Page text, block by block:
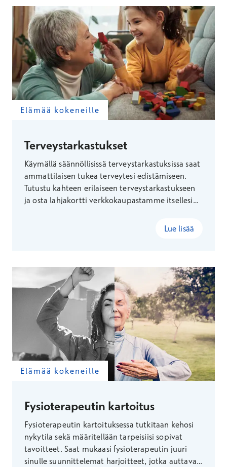
Elämää kokeneille
Terveystarkastukset
Käymällä säännöllisissä terveystarkastuksissa saat
ammattilaisen tukea terveytesi edistämiseen.
Tutustu kahteen erilaiseen terveystarkastukseen
ja osta lahjakortti verkkokaupastamme itsellesi
Lue lisää
Elämää kokeneille
Fysioterapeutin kartoitus
Fysioterapeutin kartoituksessa tutkitaan kehosi
nykytila sekä määritellään tarpeisiisi sopivat
tavoitteet. Saat mukaasi fysioterapeutin juuri
sinulle suunnittelemat harjoitteet, jotka auttavat